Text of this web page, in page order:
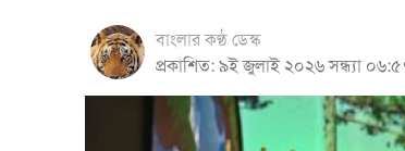
বাংলার কণ্ঠ ডেস্ক
প্রকাশিত: ৯ই জুলাই ২০২৬ সন্ধ্যা